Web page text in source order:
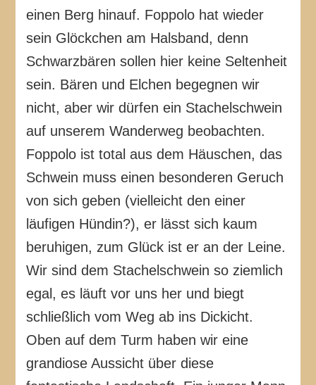
einen Berg hinauf. Foppolo hat wieder
sein Glöckchen am Halsband, denn
Schwarzbären sollen hier keine Seltenheit
sein. Bären und Elchen begegnen wir
nicht, aber wir dürfen ein Stachelschwein
auf unserem Wanderweg beobachten.
Foppolo ist total aus dem Häuschen, das
Schwein muss einen besonderen Geruch
von sich geben (vielleicht den einer
läufigen Hündin?), er lässt sich kaum
beruhigen, zum Glück ist er an der Leine.
Wir sind dem Stachelschwein so ziemlich
egal, es läuft vor uns her und biegt
schließlich vom Weg ab ins Dickicht.
Oben auf dem Turm haben wir eine
grandiose Aussicht über diese